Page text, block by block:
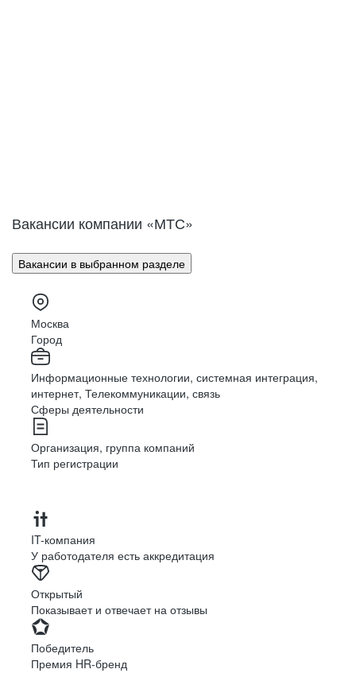
Вакансии компании «МТС»
Вакансии в выбранном разделе
Москва
Город
Информационные технологии, системная интеграция,
интернет, Телекоммуникации, связь
Сферы деятельности
Организация, группа компаний
Тип регистрации
IT-компания
У работодателя есть аккредитация
Открытый
Показывает и отвечает на отзывы
Победитель
Премия HR-бренд